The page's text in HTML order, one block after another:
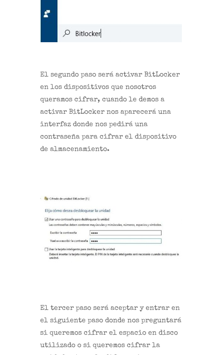
El segundo paso será activar BitLocker
en los dispositivos que nosotros
queramos cifrar, cuando le demos a
activar BitLocker nos aparecerá una
interfaz donde nos pedirá una
contraseña para cifrar el dispositivo
de almacenamiento.
El tercer paso será aceptar y entrar en
el siguiente paso donde nos preguntará
si queremos cifrar el espacio en disco
utilizado o si queremos cifrar la